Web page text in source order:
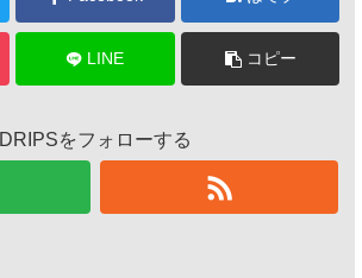
LINE コピー
DRIPSをフォローする